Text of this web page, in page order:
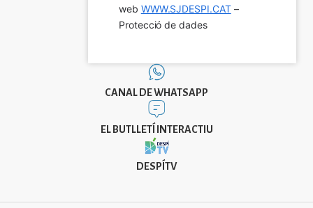
web WWW.SJDESPI.CAT –
Protecció de dades
CANAL DE WHATSAPP
EL BUTLLETÍ INTERACTIU
DESPÍTV